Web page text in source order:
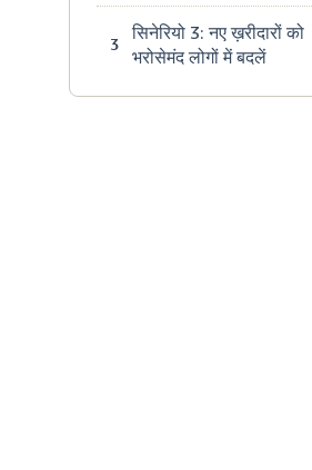
3
सिनेरियो 3: नए ख़रीदारों को
भरोसेमंद लोगों में बदलें